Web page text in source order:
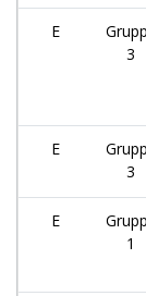
E
3
E
3
E
1